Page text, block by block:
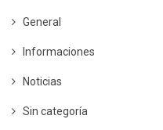
General
Informaciones
Noticias
Sin categoría